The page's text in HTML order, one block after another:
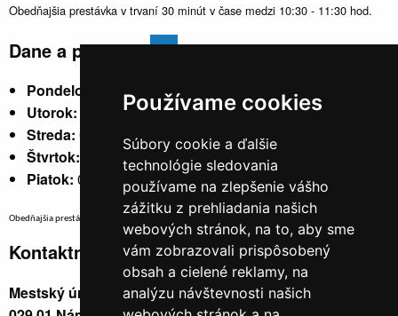
Používame cookies
Súbory cookie a ďalšie
technológie sledovania
používame na zlepšenie vášho
zážitku z prehliadania našich
webových stránok, na to, aby sme
vám zobrazovali prispôsobený
obsah a cielené reklamy, na
analýzu návštevnosti našich
Obedňajšia prestávka v trvaní 30 minút v čase medzi 10:30 - 11:30 hod.
Dane a poplatky
Pondelok:
07:30 - 15:30
Utorok:
nestránkový
Streda: 07:30 - 17:00
Štvrtok:
nestránkový
Piatok: 07:30 - 14:00
Obedňajšia prestávka v trvaní 30 minút v čase medzi 10:30 - 11:30 hod.
Kontaktné údaje
Mestský úrad, Cyrila a Metoda 329/6,